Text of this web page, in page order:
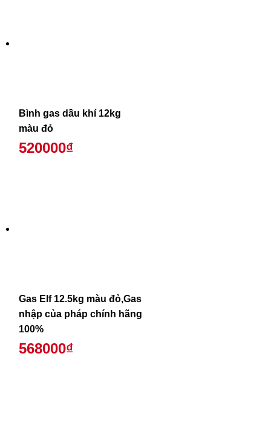
Bình gas dầu khí 12kg
màu đỏ
520000₫
Gas Elf 12.5kg màu đỏ,Gas
nhập của pháp chính hãng
100%
568000₫